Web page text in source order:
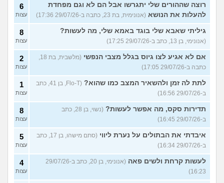
רוצה שההורים שלי יתגרשו אבל הם לא וגם מפחדת
להעלות את הנושא (אנונימית, בת 23, כתבה ב-29/07/26 17:36)
6
עצות
גיליתי שאבא שלי בוגד באמא שלי, מה לעשות?
(אנונימי, בן 13, כתב ב-29/07/26 17:25)
8
עצות
אם לא אגיע לצו גיוס בגלל מצבי הנפשי
(מלשבית, בת 18,
כתבה ב-29/07/26 17:05)
2
עצות
לתת לה זמן ולהשאיר המצב כמו שהוא?
(Flo-T, בן 41, כתב
ב-29/07/26 16:56)
1
עצות
תדירות סקס, מה אפשר לעשות?
(נשוי, בן 28, כתב
ב-29/07/26 16:45)
8
עצות
איבדתי את הבתולים על נערת ליווי
(סתם מישהו, בן 17, כתב
ב-29/07/26 16:34)
5
עצות
לעשות קרחת ולשים פאה
(אנונימי, בן 20, כתב ב-29/07/26
16:23)
4
עצות